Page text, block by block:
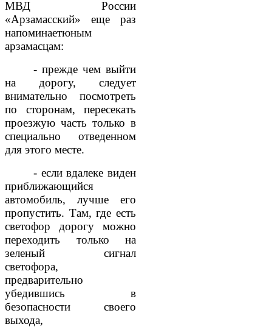
МВД России
«Арзамасский» еще раз
напоминаетюным
арзамасцам:
- прежде чем выйти
на дорогу, следует
внимательно посмотреть
по сторонам, пересекать
проезжую часть только в
специально отведенном
для этого месте.
- если вдалеке виден
приближающийся
автомобиль, лучше его
пропустить. Там, где есть
светофор дорогу можно
переходить только на
зеленый сигнал
светофора,
предварительно
убедившись в
безопасности своего
выхода,